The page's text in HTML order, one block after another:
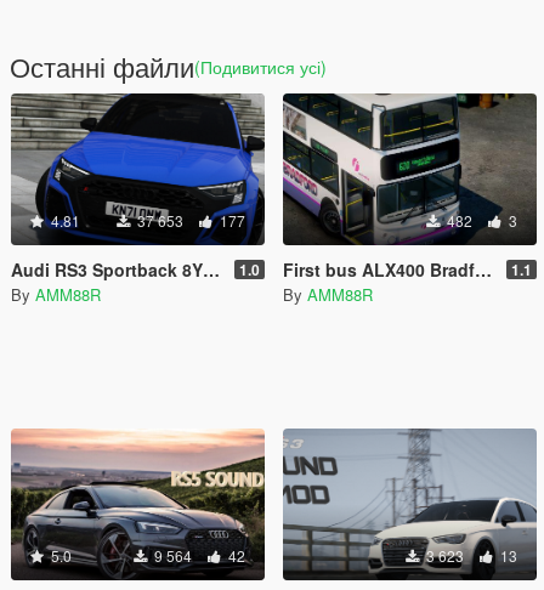
Останні файли(Подивитися усі)
4.81 37 653 177
Audi RS3 Sportback 8Y 2022 [Add-On / FiveM | VehFuncs V| Animated] 1.0
By AMM88R
482 3
First bus ALX400 Bradford livery 1.1
By AMM88R
5.0 9 564 42 3 623 13